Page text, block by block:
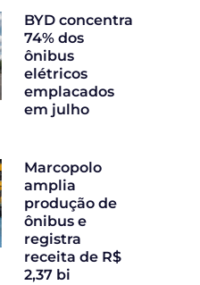
BYD concentra
74% dos
ônibus
elétricos
emplacados
em julho
Marcopolo
amplia
produção de
ônibus e
registra
receita de R$
2,37 bi